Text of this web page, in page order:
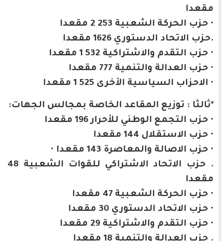
مقعدا
∙ حزب الحركة الشعبية 253 2 مقعدا
.حزب الاتحاد الدستوري 1626 مقعدا
∙ حزب التقدم والاشتراكية 532 1 مقعدا
∙ حزب العدالة والتنمية 777 مقعدا
∙ الاحزاب السياسية الأخرى 525 1 مقعدا
*ثالثا : توزيع المقاعد الخاصة بمجالس الجهات:
∙ حزب التجمع الوطني للأحرار 196 مقعدا
∙ حزب الاستقلال 144 مقعدا
∙ حزب الاصالة والمعاصرة 143 مقعدا ∙
. حزب الاتحاد الاشتراكي للقوات الشعبية 48
مقعدا
∙ حزب الحركة الشعبية 47 مقعدا
∙ حزب الاتحاد الدستوري 30 مقعدا
∙ حزب التقدم والاشتراكية 29 مقعدا
. حزب العدالة والتنمية 18 مقعدا